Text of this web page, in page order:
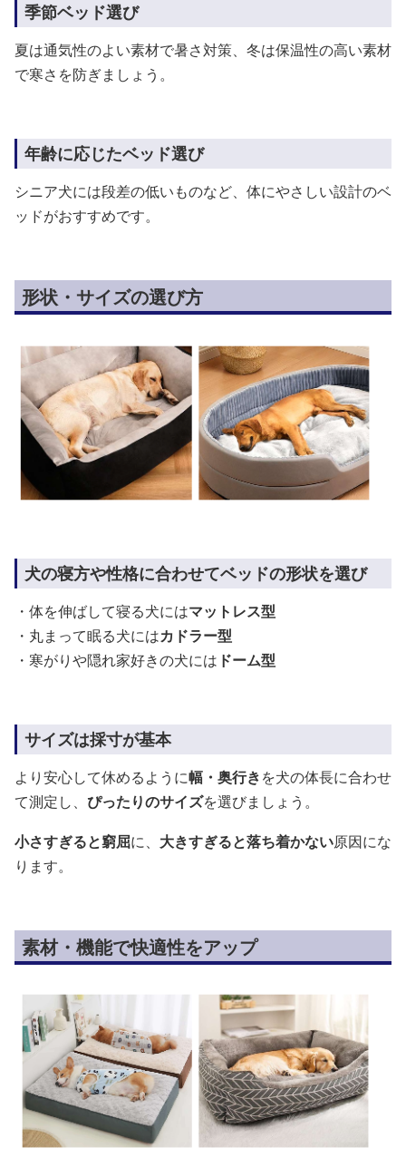
季節ベッド選び
夏は通気性のよい素材で暑さ対策、冬は保温性の高い素材
で寒さを防ぎましょう。
年齢に応じたベッド選び
シニア犬には段差の低いものなど、体にやさしい設計のベ
ッドがおすすめです。
形状・サイズの選び方
犬の寝方や性格に合わせてベッドの形状を選び
・体を伸ばして寝る犬にはマットレス型
・丸まって眠る犬にはカドラー型
・寒がりや隠れ家好きの犬には ドーム型
サイズは採寸が基本
より安心して休めるように幅・奥行きを犬の体長に合わせ
て測定し、 ぴったりのサイズを選びましょう。
小さすぎると窮屈に、 大きすぎると落ち着かない原因にな
ります。
素材・機能で快適性をアップ